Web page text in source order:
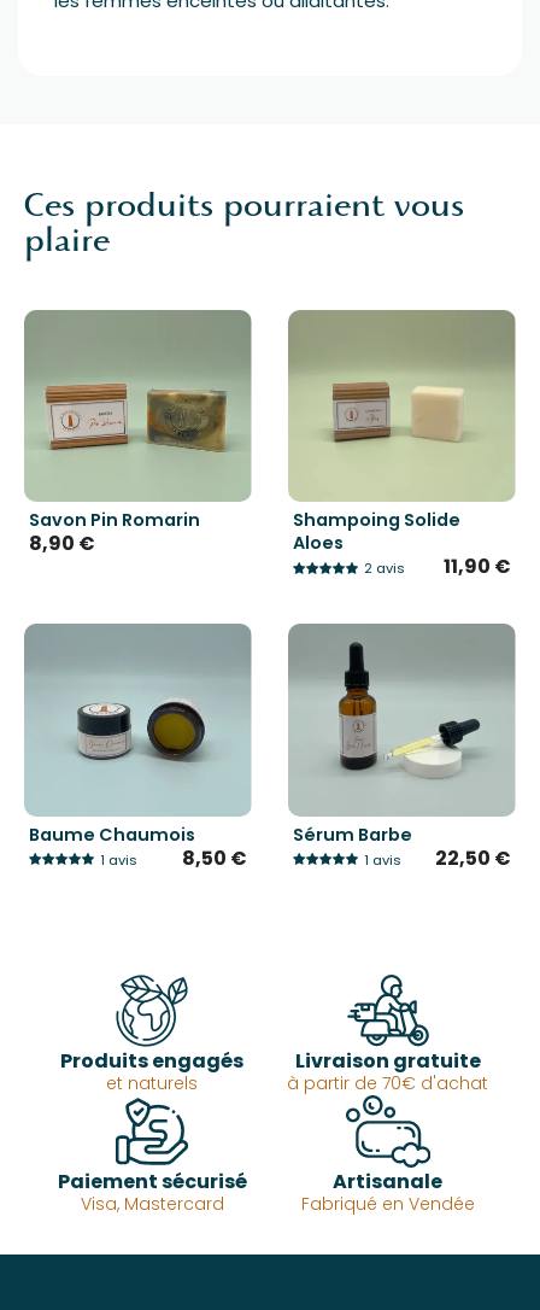
Ces produits pourraient vous
plaire
Savon Pin Romarin
8,90 €
Shampoing Solide
Aloes
2 avis 11,90 €
Baume Chaumois
1 avis 8,50 €
Sérum Barbe
1 avis 22,50 €
Produits engagés
et naturels
Livraison gratuite
à partir de 70€ d'achat
Paiement sécurisé
Visa, Mastercard
Artisanale
Fabriqué en Vendée